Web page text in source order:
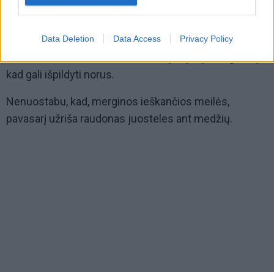
Data Deletion Data Access Privacy Policy
kokio nors prakeikimo.
10. Siūlas
kad gali išpildyti norus.
Nenuostabu, kad, merginos ieškančios meilės,
pavasarį užriša raudonas juosteles ant medžių.